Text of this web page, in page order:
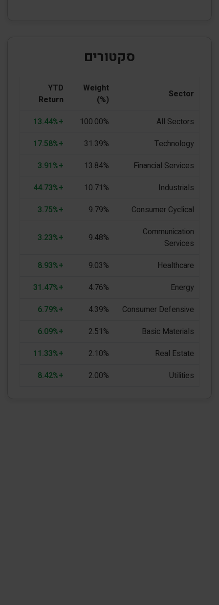
סקטורים
Sector
Weight
(%)
YTD
Return
All Sectors
100.00%
+13.44%
Technology
31.39%
+17.58%
Financial Services
13.84%
+3.91%
Industrials
10.71%
+44.73%
Consumer Cyclical
9.79%
+3.75%
Communication
Services
9.48%
+3.23%
Healthcare
9.03%
+8.93%
Energy
4.76%
+31.47%
Consumer Defensive
4.39%
+6.79%
Basic Materials
2.51%
+6.09%
Real Estate
2.10%
+11.33%
Utilities
2.00%
+8.42%